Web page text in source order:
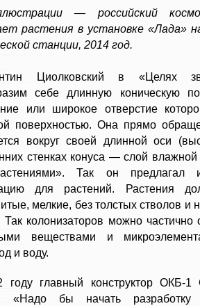
— российский
растения в установке «Лада»
станции, 2014 год.
Циолковский в «Целях
себе длинную коническую
или широкое отверстие
поверхностью. Она прямо
вокруг своей длинной оси
стенках конуса — слой
Так он предлагал
для растений. Растения
мелкие, без толстых стволов и
Так колонизаторов можно частично
веществами и
и воду.
году главный конструктор ОКБ-1
«Надо бы начать